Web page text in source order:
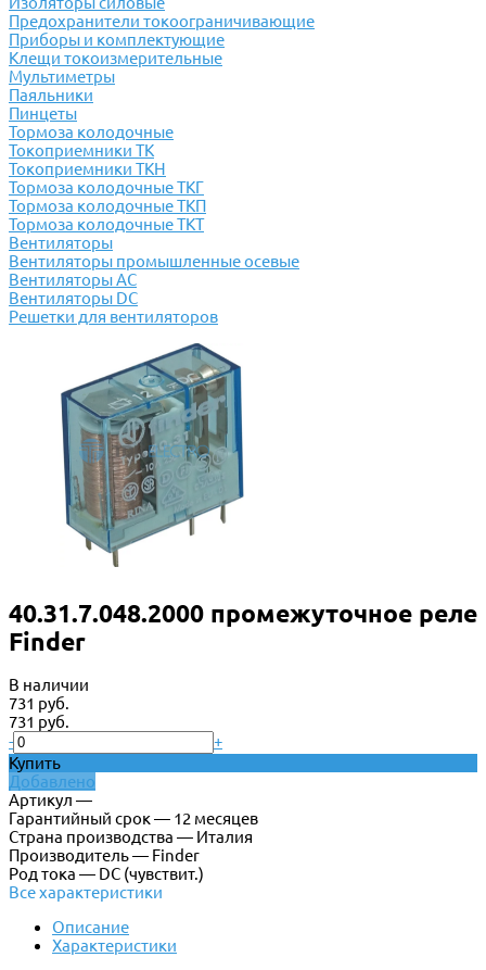
Предохранители токоограничивающие
Приборы и комплектующие
Клещи токоизмерительные
Мультиметры
Паяльники
Пинцеты
Тормоза колодочные
Токоприемники ТК
Токоприемники ТКН
Тормоза колодочные ТКГ
Тормоза колодочные ТКП
Тормоза колодочные ТКТ
Вентиляторы
Вентиляторы промышленные осевые
Вентиляторы АС
Вентиляторы DC
Решетки для вентиляторов
40.31.7.048.2000 промежуточное реле
Finder
В наличии
731 руб.
731 руб.
-
+
Купить
Добавлено
Артикул —
Гарантийный срок — 12 месяцев
Страна производства — Италия
Производитель — Finder
Род тока — DC (чувствит.)
Все характеристики
Описание
Характеристики